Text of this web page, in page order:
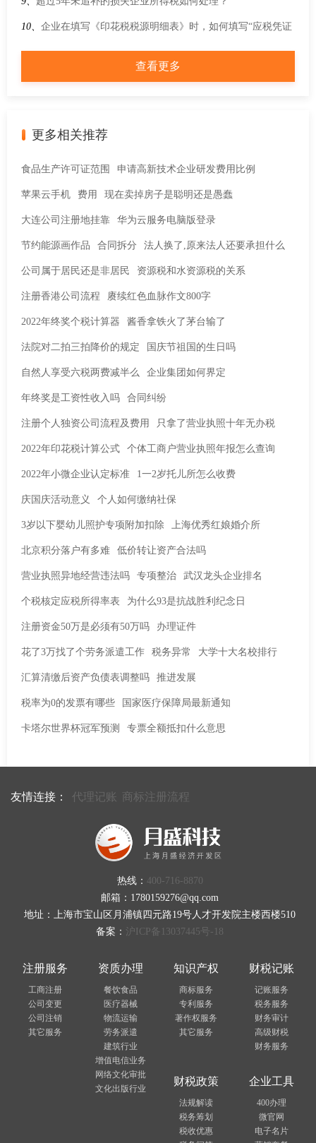
10、 企业在填写《印花税税源明细表》时，如何填写“应税凭证
数量”？
查看更多
更多相关推荐
食品生产许可证范围 申请高新技术企业研发费用比例
苹果云手机 费用 现在卖掉房子是聪明还是愚蠢
大连公司注册地挂靠 华为云服务电脑版登录
节约能源画作品 合同拆分 法人换了,原来法人还要承担什么
公司属于居民还是非居民 资源税和水资源税的关系
注册香港公司流程 赓续红色血脉作文800字
2022年终奖个税计算器 酱香拿铁火了茅台输了
法院对二拍三拍降价的规定 国庆节祖国的生日吗
自然人享受六税两费减半么 企业集团如何界定
年终奖是工资性收入吗 合同纠纷
注册个人独资公司流程及费用 只拿了营业执照十年无办税
2022年印花税计算公式 个体工商户营业执照年报怎么查询
2022年小微企业认定标准 1一2岁托儿所怎么收费
庆国庆活动意义 个人如何缴纳社保
3岁以下婴幼儿照护专项附加扣除 上海优秀红娘婚介所
北京积分落户有多难 低价转让资产合法吗
营业执照异地经营违法吗 专项整治 武汉龙头企业排名
个税核定应税所得率表 为什么93是抗战胜利纪念日
注册资金50万是必须有50万吗 办理证件
花了3万找了个劳务派遣工作 税务异常 大学十大名校排行
汇算清缴后资产负债表调整吗 推进发展
税率为0的发票有哪些 国家医疗保障局最新通知
卡塔尔世界杯冠军预测 专票全额抵扣什么意思
友情连接： 代理记账 商标注册流程
热线： 400-716-8870
邮箱：1780159276@qq.com
地址：上海市宝山区月浦镇四元路19号人才开发院主楼西楼510
备案： 沪ICP备13037445号-18
注册服务
工商注册
公司变更
公司注销
其它服务
资质办理
餐饮食品
医疗器械
物流运输
劳务派遣
建筑行业
增值电信业务
网络文化审批
文化出版行业
知识产权
商标服务
专利服务
著作权服务
其它服务
财税记账
记账服务
税务服务
财务审计
高级财税
财务服务
财税政策
法规解读
税务筹划
税收优惠
企业工具
400办理
微官网
电子名片